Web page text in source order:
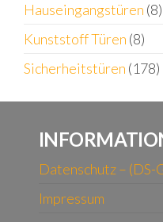
Hauseingangstüren (8)
Kunststoff Türen (8)
Sicherheitstüren (178)
Datenschutz – (DS-
Impressum